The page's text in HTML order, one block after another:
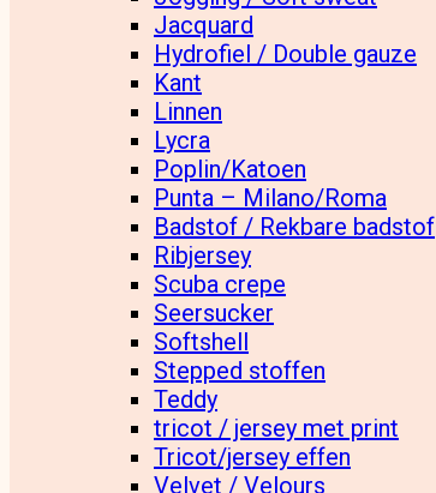
Jacquard
Hydrofiel / Double gauze
Kant
Linnen
Lycra
Poplin/Katoen
Punta – Milano/Roma
Badstof / Rekbare badstof
Ribjersey
Scuba crepe
Seersucker
Softshell
Stepped stoffen
Teddy
tricot / jersey met print
Tricot/jersey effen
Velvet / Velours